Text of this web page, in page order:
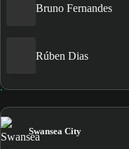
Bruno Fernandes
Rúben Dias
Swansea City